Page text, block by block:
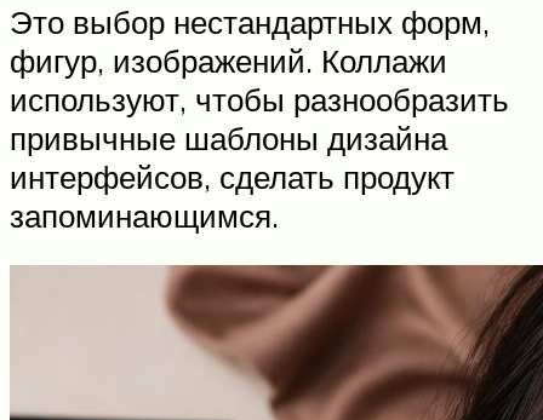
Это выбор нестандартных форм,
фигур, изображений. Коллажи
используют, чтобы разнообразить
привычные шаблоны дизайна
интерфейсов, сделать продукт
запоминающимся.